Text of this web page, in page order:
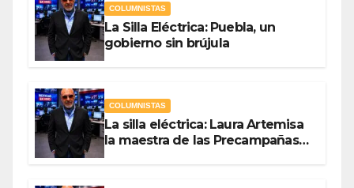
COLUMNISTAS
La Silla Eléctrica: Puebla, un
gobierno sin brújula
COLUMNISTAS
La silla eléctrica: Laura Artemisa
la maestra de las Precampañas